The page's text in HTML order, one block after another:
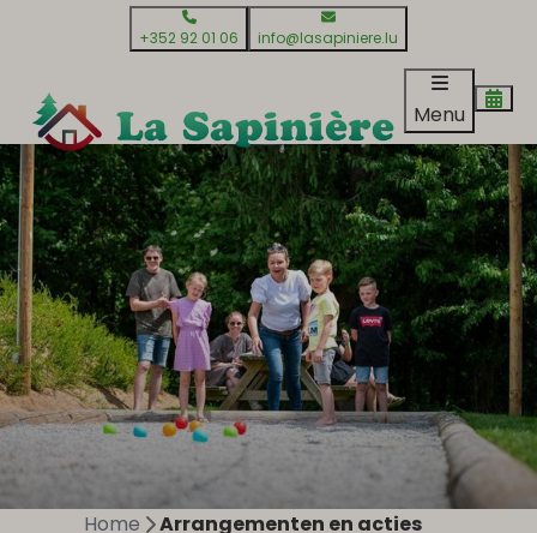
+352 92 01 06 info@lasapiniere.lu
Menu
Home Arrangementen en acties